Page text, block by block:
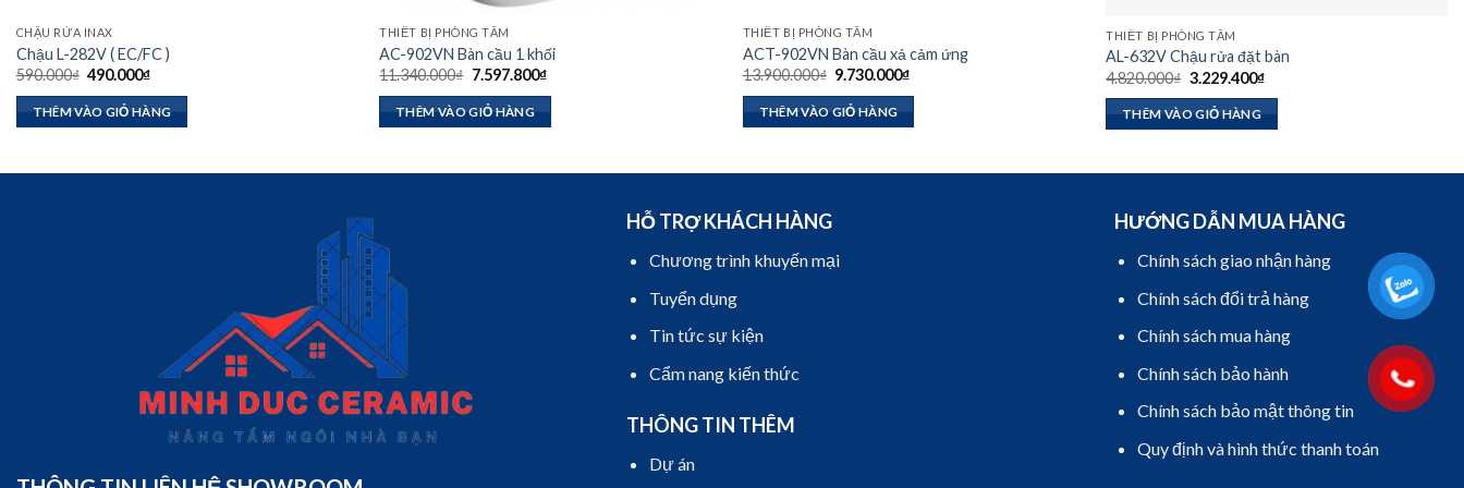
CHẬU RỬA INAX
Chậu L-282V ( EC/FC )
590.000₫ Giá
là:
590.000₫.
490.000₫Giá
tại
là:
THÊM VÀO GIỎ HÀNG
THIẾT BỊ PHÒNG TẮM
AC-902VN Bàn cầu 1 khối
11.340.000₫ Giá
là:
11.340.000₫.
7.597.800₫Giá
THÊM VÀO GIỎ HÀNG
THIẾT BỊ PHÒNG TẮM
ACT-902VN Bàn cầu xả cảm ứng
13.900.000₫ Giá
là:
13.900.000₫.
9.730.000₫Giá
THÊM VÀO GIỎ HÀNG
THIẾT BỊ PHÒNG TẮM
AL-632V Chậu rửa đặt bàn
4.820.000₫ Giá
là:
4.820.000₫.
3.229.400₫Giá
THÊM VÀO GIỎ HÀNG
HỖ TRỢ KHÁCH HÀNG
Chương trình khuyến mại
Tuyển dụng
Tin tức sự kiện
Cẩm nang kiến thức
THÔNG TIN THÊM
Dự án
HƯỚNG DẪN MUA HÀNG
Chính sách giao nhận hàng
Chính sách đổi trả hàng
Chính sách mua hàng
Chính sách bảo hành
Chính sách bảo mật thông tin
Quy định và hình thức thanh toán